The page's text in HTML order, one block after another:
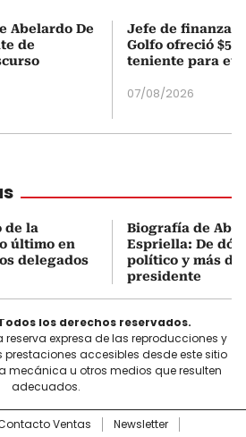
Abelardo De
de
Jefe de finanzas
Golfo ofreció
teniente para
07/08/2026
de la
último en
delegados
Biografía de
Espriella: De
político y más
presidente
Todos los derechos reservados.
reserva expresa de las reproducciones y
accesibles desde este sitio
mecánica u otros medios que resulten
adecuados.
Ventas Newsletter